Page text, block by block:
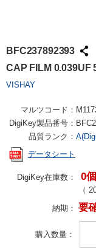
BFC237892393
CAP FILM 0.039UF
VISHAY
マルツコード：
DigiKey製品番号：
品質ランク：
データシート
DigiKey在庫数： 0個
（
納期： 要
購入数量